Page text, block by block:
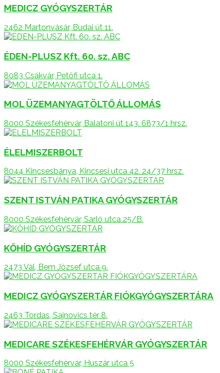
MEDICZ GYÓGYSZERTÁR
2462 Martonvásár, Budai út 11.
ÉDEN-PLUSZ Kft. 60. sz. ABC
8083 Csákvár, Petőfi utca 1.
MOL ÜZEMANYAGTÖLTŐ ÁLLOMÁS
8000 Székesfehérvár, Balatoni út 143. 6873/1 hrsz.
ÉLELMISZERBOLT
8044 Kincsesbánya, Kincsesi utca 42. 24/37 hrsz.
SZENT ISTVÁN PATIKA GYÓGYSZERTÁR
8000 Székesfehérvár, Sarló utca 25/B.
KŐHÍD GYÓGYSZERTÁR
2473 Vál, Bem József utca 9.
MEDICZ GYÓGYSZERTÁR FIÓKGYÓGYSZERTÁRA
2463 Tordas, Sajnovics tér 8.
MEDICARE SZÉKESFEHÉRVÁR GYÓGYSZERTÁR
8000 Székesfehérvár, Huszár utca 5